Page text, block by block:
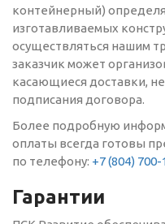
контейнерный)
изготавливаемых
осуществляться нашим
заказчик может
касающиеся доставки,
подписания договора.
Более подробную
оплаты всегда готовы
по телефону: +7 (804) 700-
Гарантии